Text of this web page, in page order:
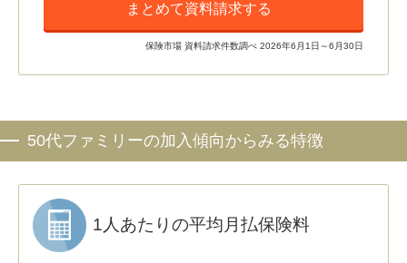
まとめて資料請求する
保険市場 資料請求件数調べ 2026年6月1日～6月30日
50代ファミリーの加入傾向からみる特徴
1人あたりの平均月払保険料